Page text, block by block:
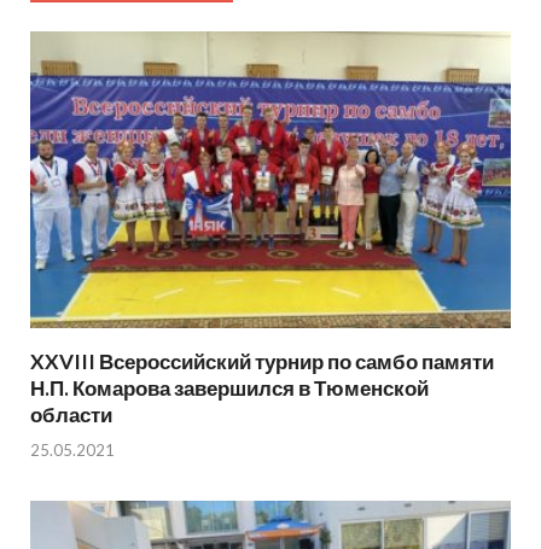
XXVIII Всероссийский турнир по самбо памяти
Н.П. Комарова завершился в Тюменской
области
25.05.2021